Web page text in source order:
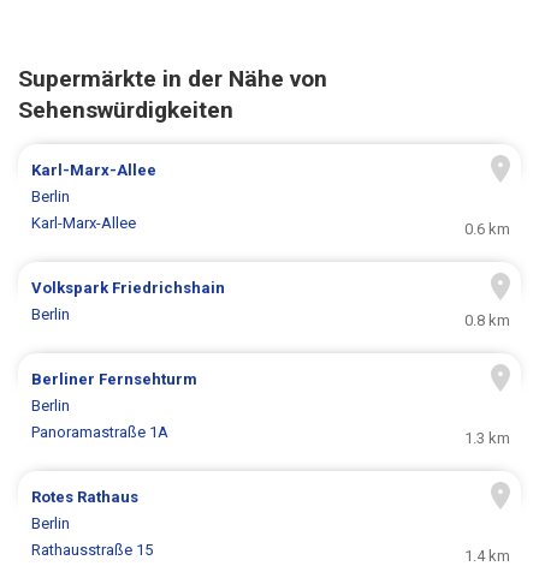
Supermärkte in der Nähe von
Sehenswürdigkeiten
Karl-Marx-Allee
Berlin
Karl-Marx-Allee
0.6 km
Volkspark Friedrichshain
Berlin
0.8 km
Berliner Fernsehturm
Berlin
Panoramastraße 1A
1.3 km
Rotes Rathaus
Berlin
Rathausstraße 15
1.4 km